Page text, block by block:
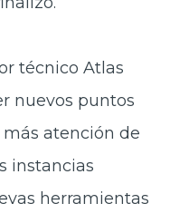
técnico Atlas
nuevos puntos
atención de
instancias
herramientas